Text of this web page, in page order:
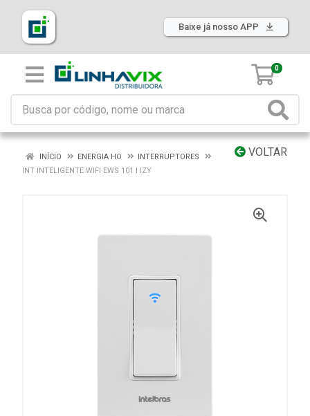
Baixe já nosso APP
0
VOLTAR
INÍCIO ENERGIA HO
INTERRUPTORES
INT INTELIGENTE WIFI EWS 101 I IZY